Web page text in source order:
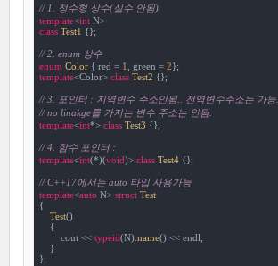
// 1. 정수형 상수(실수 안됨)
template<int
N>
class Test1 {};
// 2. enum 상수
enum Color { red = 1 , green = 2
template<Color> class Test2 {};
// 3. 포인터 : 지역변수 주소안됨.. 전역변수주소는 가능..
// no linakge를 가지는 변수 주소는 안됨.
template<int*> class Test3 {};
// 4. 함수 포인터 :
template<int(*)(void)> class Test4 {};
// C++17에서는 auto 타입 사용가능
template<auto N> struct Test
{
Test()
    {
        cout <<
typeid(N). name() << endl;
    }
};